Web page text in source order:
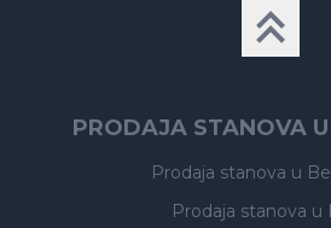
PRODAJA STANOVA
Prodaja stanova u
Prodaja stanova u